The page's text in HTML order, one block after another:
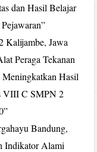
dan Hasil Belajar
Kalijambe, Jawa
Peraga Tekanan
Meningkatkan Hasil
VIII C SMPN 2
Bandung,
Indikator Alami